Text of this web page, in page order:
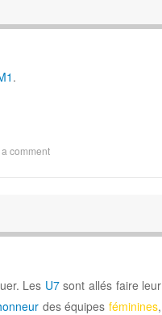
.
comment
Les U7sont allés faire leur
des équipesféminines,